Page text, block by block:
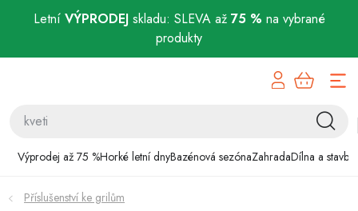
Letní VÝPRODEJskladu: SLEVA až 75 % na vybrané
produkty
Výprodej až 75 %Horké letní dnyBazénová sezónaZahradaDílna a stavba
Bazénová sezóna
Zahrada
Příslušenství ke grilům